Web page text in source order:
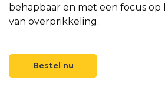
behapbaar en met een focus
van overprikkeling.
Bestel nu